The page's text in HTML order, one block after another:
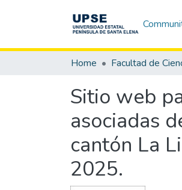
Home
Sitio web
asociadas
cantón La
2025.